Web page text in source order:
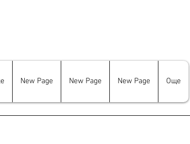
New Page New Page New Page Още